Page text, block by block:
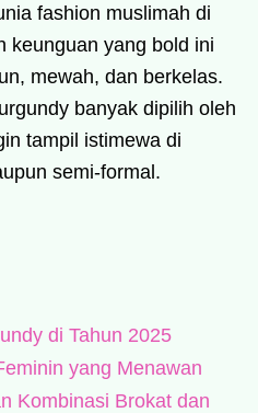
fashion muslimah di
keunguan yang bold ini
mewah, dan berkelas.
banyak dipilih oleh
tampil istimewa di
semi-formal.
di Tahun 2025
yang Menawan
Kombinasi Brokat dan